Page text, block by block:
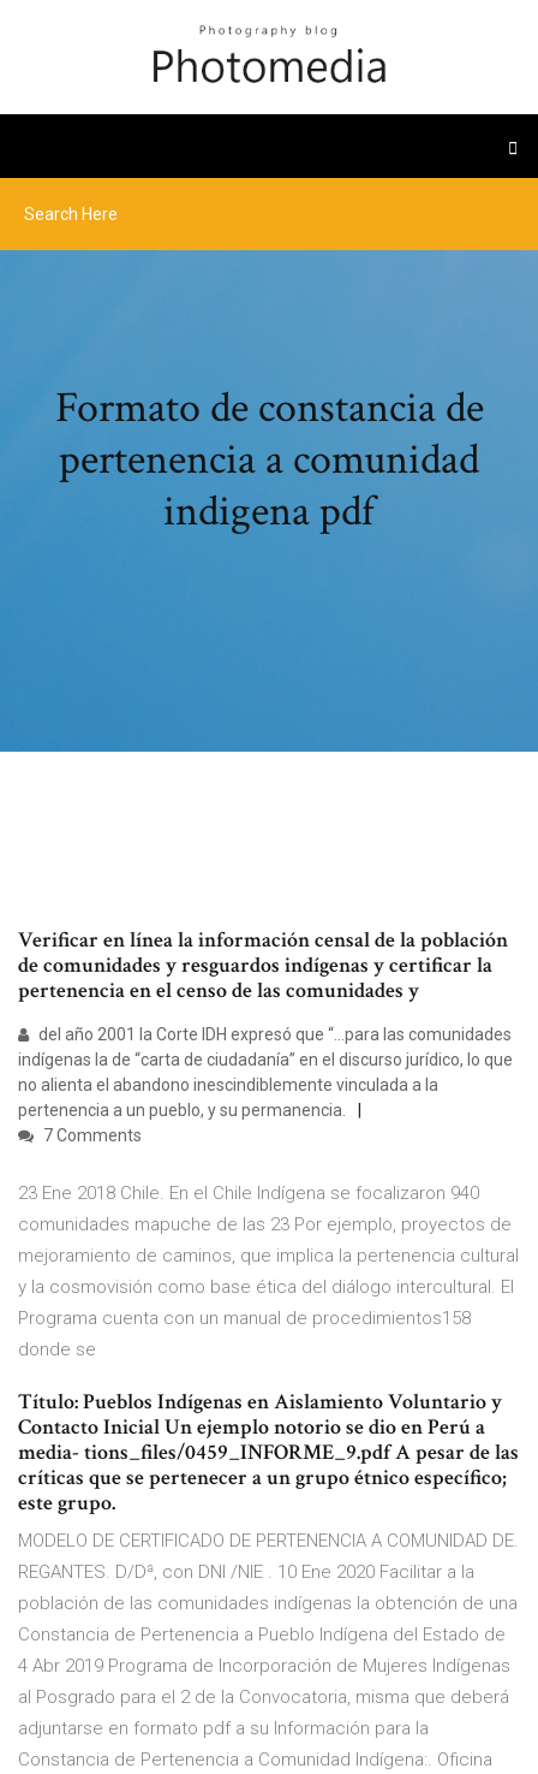
Formato de constancia de
pertenencia a comunidad
indigena pdf
Verificar en línea la información censal de la población
de comunidades y resguardos indígenas y certificar la
pertenencia en el censo de las comunidades y
del año 2001 la Corte IDH expresó que “…para las comunidades
indígenas la de “carta de ciudadanía” en el discurso jurídico, lo que
no alienta el abandono inescindiblemente vinculada a la
pertenencia a un pueblo, y su permanencia.
7 Comments
23 Ene 2018 Chile. En el Chile Indígena se focalizaron 940
comunidades mapuche de las 23 Por ejemplo, proyectos de
mejoramiento de caminos, que implica la pertenencia cultural
y la cosmovisión como base ética del diálogo intercultural. El
Programa cuenta con un manual de procedimientos158
donde se
Título: Pueblos Indígenas en Aislamiento Voluntario y
Contacto Inicial Un ejemplo notorio se dio en Perú a
media- tions_files/0459_INFORME_9.pdf A pesar de las
críticas que se pertenecer a un grupo étnico específico;
este grupo.
MODELO DE CERTIFICADO DE PERTENENCIA A COMUNIDAD DE.
REGANTES. D/Dª, con DNI /NIE . 10 Ene 2020 Facilitar a la
población de las comunidades indígenas la obtención de una
Constancia de Pertenencia a Pueblo Indígena del Estado de
4 Abr 2019 Programa de Incorporación de Mujeres Indígenas
al Posgrado para el 2 de la Convocatoria, misma que deberá
adjuntarse en formato pdf a su Información para la
Constancia de Pertenencia a Comunidad Indígena:. Oficina